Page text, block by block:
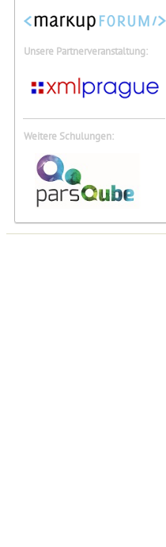
Unsere Partnerveranstaltung:
Weitere Schulungen: